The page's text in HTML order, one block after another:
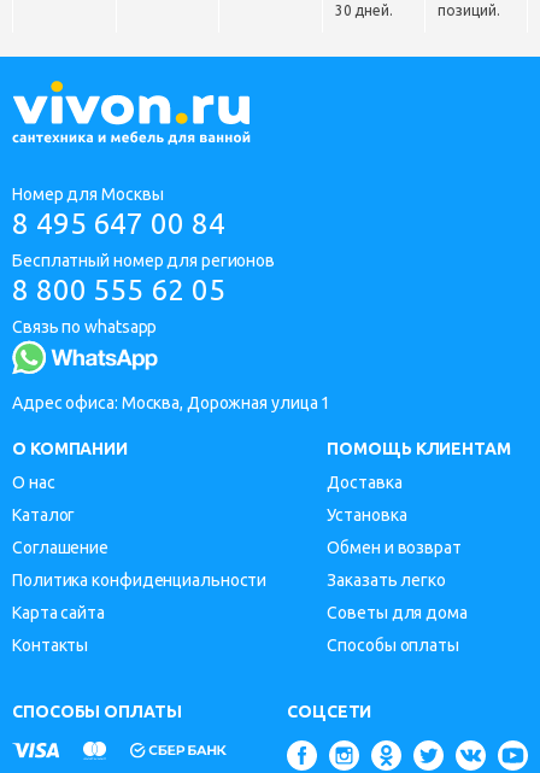
30 дней.
позиций.
Номер для Москвы
8 495 647 00 84
Бесплатный номер для регионов
8 800 555 62 05
Связь по whatsapp
Адрес офиса: Москва, Дорожная улица 1
О КОМПАНИИ
О нас
Каталог
Соглашение
Политика конфиденциальности
Карта сайта
Контакты
ПОМОЩЬ КЛИЕНТАМ
Доставка
Установка
Обмен и возврат
Заказать легко
Советы для дома
Способы оплаты
СПОСОБЫ ОПЛАТЫ СОЦСЕТИ